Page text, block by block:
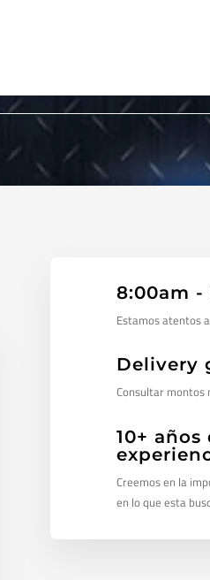
8:00am -
Estamos atentos
Delivery
Consultar montos
10+ años
Creemos en la
en lo que esta